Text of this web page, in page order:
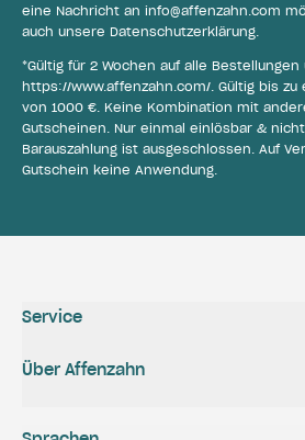
eine Nachricht an info@affenzahn.com
auch unsere Datenschutzerklärung.
*Gültig für 2 Wochen auf alle Bestellungen
https://www.affenzahn.com/. Gültig bis
von 1000 €. Keine Kombination mit
Gutscheinen. Nur einmal einlösbar &
Barauszahlung ist ausgeschlossen. Auf
Gutschein keine Anwendung.
Service
Über Affenzahn